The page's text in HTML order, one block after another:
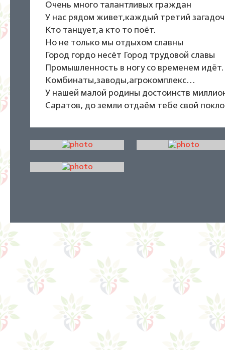
Очень много талантливых граждан
У нас рядом живет,каждый третий
Кто танцует,а кто то поёт.
Но не только мы отдыхом славны
Город гордо несёт Город трудовой славы
Промышленность в ногу со временем идёт.
Комбинаты,заводы,агрокомплекс…
У нашей малой родины достоинств
Саратов, до земли отдаём тебе свой